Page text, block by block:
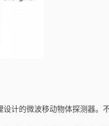
计的微波移动物体探测器。